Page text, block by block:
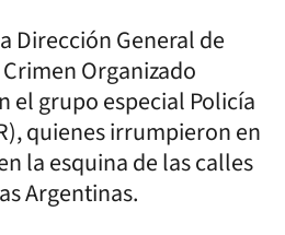
Dirección General de
Organizado
el grupo especial Policía
quienes irrumpieron en
la esquina de las calles
Argentinas.